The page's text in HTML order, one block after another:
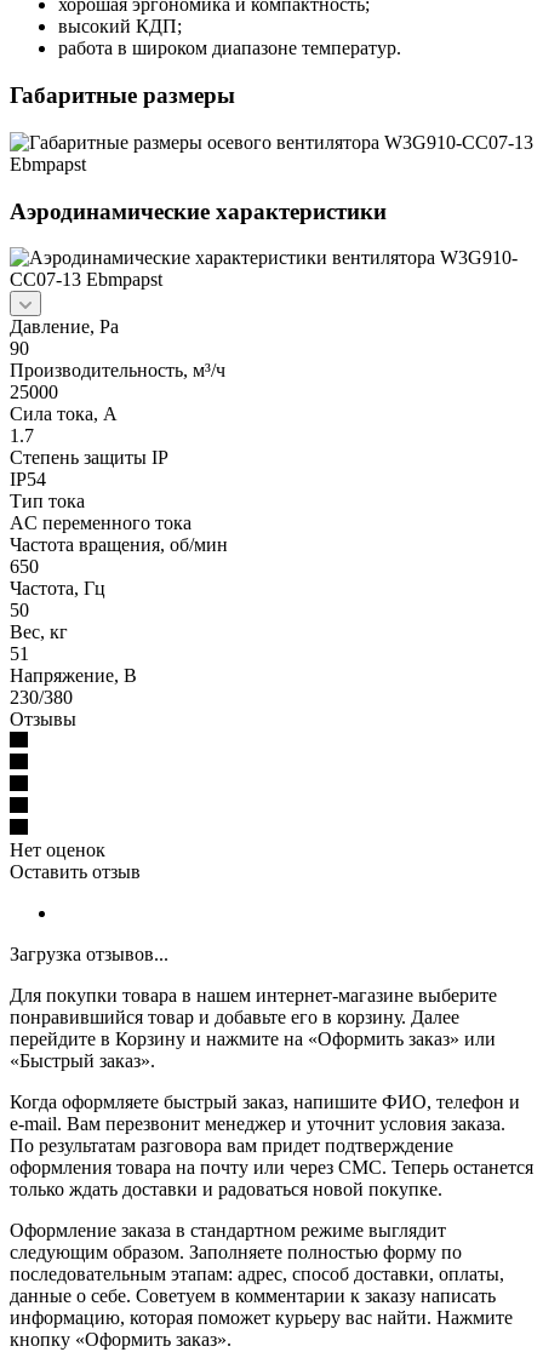
хорошая эргономика и компактность;
высокий КДП;
работа в широком диапазоне температур.
Габаритные размеры
Аэродинамические характеристики
Давление, Pa
90
Производительность, м³/ч
25000
Сила тока, А
1.7
Степень защиты IP
IP54
Тип тока
AC переменного тока
Частота вращения, об/мин
650
Частота, Гц
50
Вес, кг
51
Напряжение, В
230/380
Отзывы
Нет оценок
Оставить отзыв
Загрузка отзывов...
Для покупки товара в нашем интернет-магазине выберите
понравившийся товар и добавьте его в корзину. Далее
перейдите в Корзину и нажмите на «Оформить заказ» или
«Быстрый заказ».
Когда оформляете быстрый заказ, напишите ФИО, телефон и
e-mail. Вам перезвонит менеджер и уточнит условия заказа.
По результатам разговора вам придет подтверждение
оформления товара на почту или через СМС. Теперь останется
только ждать доставки и радоваться новой покупке.
Оформление заказа в стандартном режиме выглядит
следующим образом. Заполняете полностью форму по
последовательным этапам: адрес, способ доставки, оплаты,
данные о себе. Советуем в комментарии к заказу написать
информацию, которая поможет курьеру вас найти. Нажмите
кнопку «Оформить заказ».